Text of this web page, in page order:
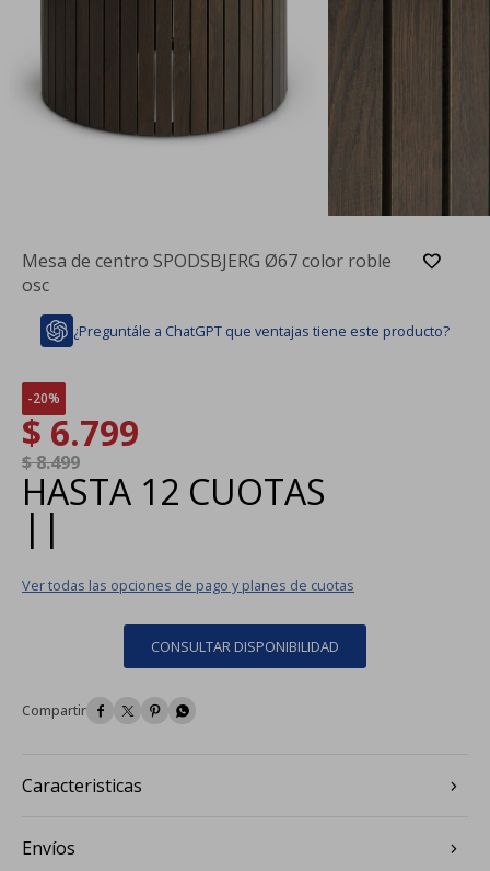
Mesa de centro SPODSBJERG Ø67 color roble
osc
¿Preguntále a ChatGPT que ventajas tiene este producto?
20
$ 6.799
$8.499
HASTA 12 CUOTAS
| |
Ver todas las opciones de pago y planes de cuotas
CONSULTAR DISPONIBILIDAD
   
Caracteristicas
Envíos